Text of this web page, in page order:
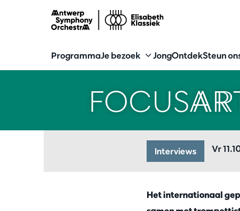
ProgrammaJe bezoek JongOntdekSteun
Interviews Vr
Het internationaal